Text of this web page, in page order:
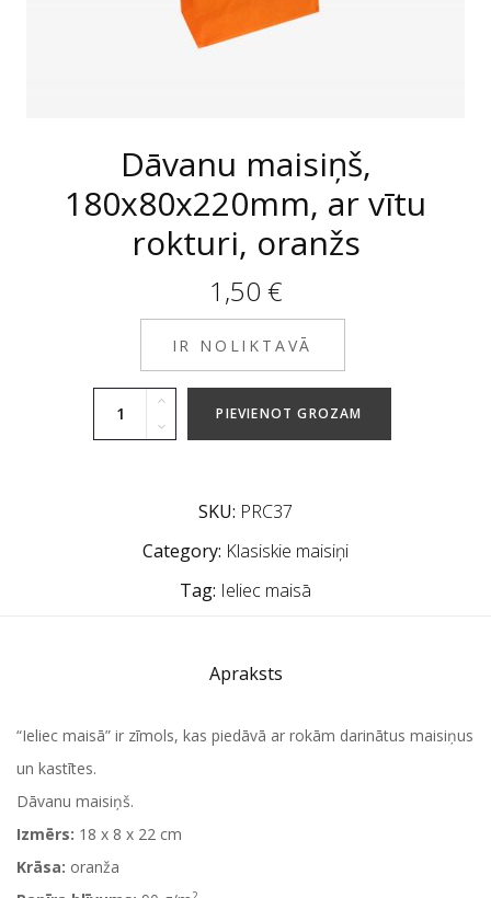
Dāvanu maisiņš,
180x80x220mm, ar vītu
rokturi, oranžs
1,50 €
IR NOLIKTAVĀ
PIEVIENOT GROZAM
SKU: PRC37
Category: Klasiskie maisiņi
Tag: Ieliec maisā
Apraksts
“Ieliec maisā” ir zīmols, kas piedāvā ar rokām darinātus maisiņus
un kastītes.
Dāvanu maisiņš.
Izmērs: 18 x 8 x 22 cm
Krāsa: oranža